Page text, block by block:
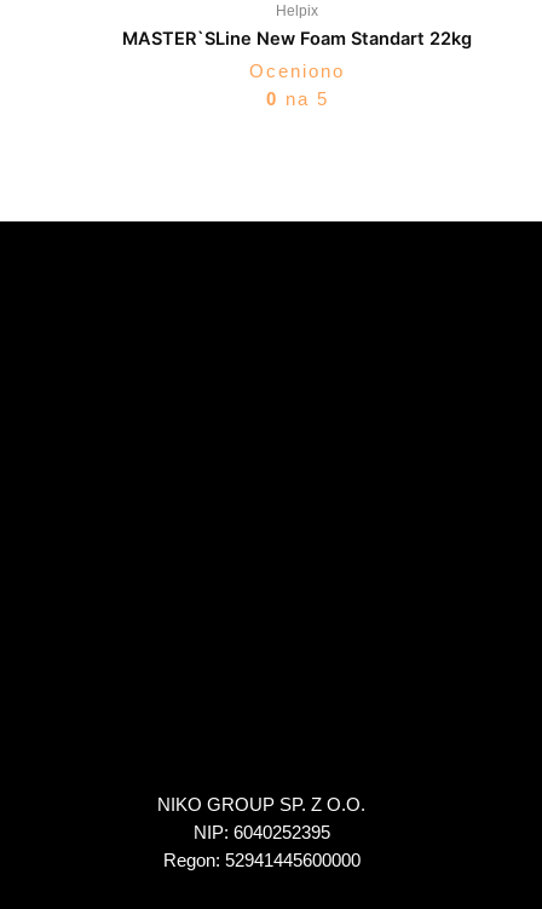
Helpix
MASTER`SLine New Foam Standart 22kg
Oceniono
0 na 5
NIKO GROUP SP. Z O.O.
NIP: 6040252395
Regon: 52941445600000